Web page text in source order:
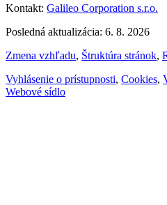
Kontakt: Galileo Corporation s.r.o.
Posledná aktualizácia: 6. 8. 2026
Zmena vzhľadu, Štruktúra stránok,
Vyhlásenie o prístupnosti, Cookies,
Webové sídlo